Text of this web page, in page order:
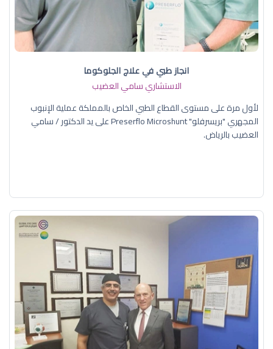
انجاز طبي في علاج الجلوكوما
الاستشاري سامي العضيب
لأول مرة على مستوى القطاع الطبي الخاص بالمملكة عملية الإنبوب
المجهري "بريسرفلو" Preserflo Microshunt على يد الدكتور / سامي
العضيب بالرياض.